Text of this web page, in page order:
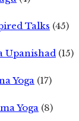
Talks (45)
Upanishad (15)
Yoga (17)
Yoga (8)